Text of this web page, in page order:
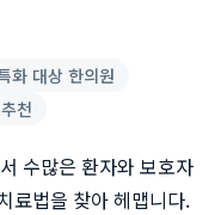
화 대상 한의원
천
수많은 환자와 보호자
료법을 찾아 헤맵니다.